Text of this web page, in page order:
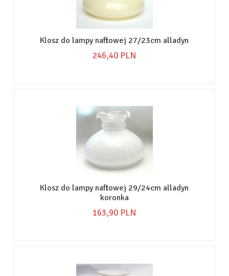
Klosz do lampy naftowej 27/23cm alladyn
246,40 PLN
Klosz do lampy naftowej 29/24cm alladyn
koronka
163,90 PLN